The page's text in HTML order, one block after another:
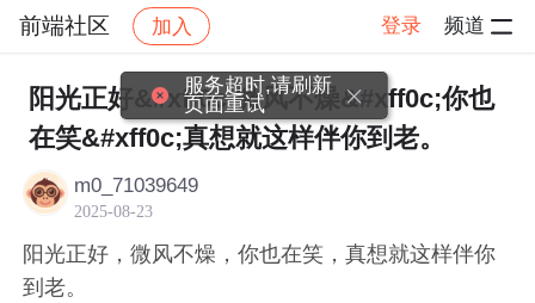
前端社区 加入 登录 频道
社区 前端社区 感慨 帖子详情
阳光正好&#xff0c;微风不燥&#xff0c;你也
在笑&#xff0c;真想就这样伴你到老。
m0_71039649
2025-08-23
阳光正好，微风不燥，你也在笑，真想就这样伴你
到老。
服务超时,请刷新
页面重试